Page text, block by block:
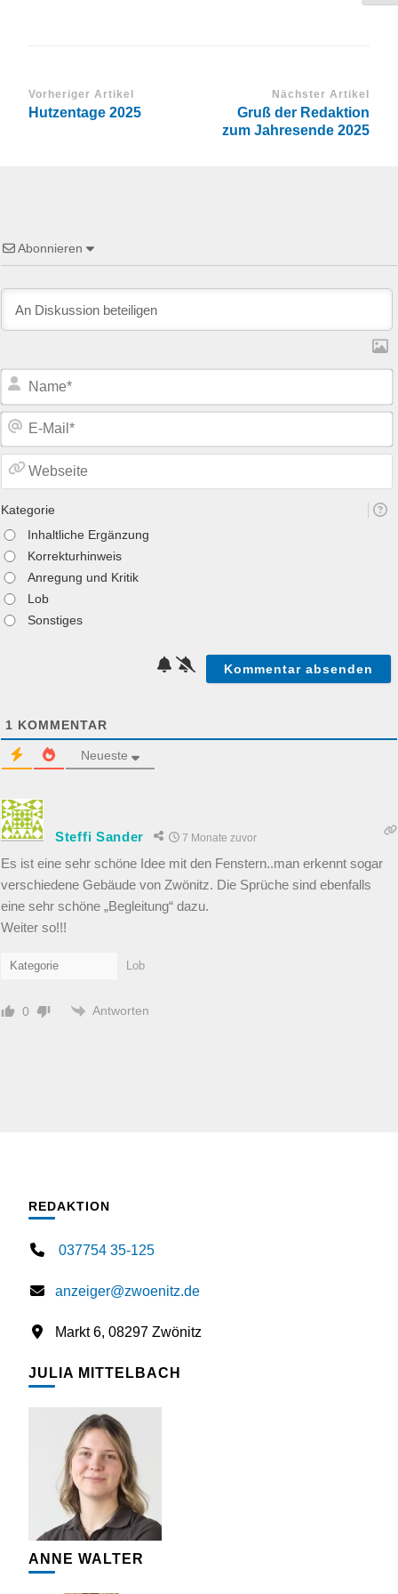
Vorheriger Artikel
Hutzentage 2025
Nächster Artikel
Gruß der Redaktion
zum Jahresende 2025
Abonnieren
Kategorie
Inhaltliche Ergänzung
Korrekturhinweis
Anregung und Kritik
Lob
Sonstiges
1 KOMMENTAR
Neueste
Steffi Sander 7 Monate zuvor
Es ist eine sehr schöne Idee mit den Fenstern..man erkennt sogar
verschiedene Gebäude von Zwönitz. Die Sprüche sind ebenfalls
eine sehr schöne „Begleitung“ dazu.
Weiter so!!!
Kategorie Lob
0 Antworten
REDAKTION
037754 35-125
anzeiger@zwoenitz.de
Markt 6, 08297 Zwönitz
JULIA MITTELBACH
ANNE WALTER